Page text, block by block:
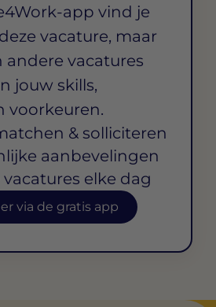
app vind je
vacature, maar
vacatures
jouw skills,
voorkeuren.
& solliciteren
aanbevelingen
elke dag
via de gratis app